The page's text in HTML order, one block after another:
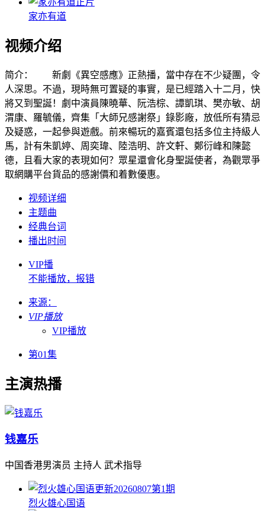
家亦有道
视频介绍
简介：
新劇《異空感應》正熱播，當中存在不少疑團，令
人深思。不過，現時無可置疑的事實，是已經踏入十二月，快
將又到聖誕！劇中演員陳曉華、阮浩棕、譚凱琪、樊亦敏、胡
渭康、羅毓儀，齊集「大師兄感謝祭」錄影廠，放低所有猜忌
及疑惑，一起參與遊戲。前來暢玩的嘉賓還包括多位主持級人
馬，計有朱凱婷、周奕瑋、陸浩明、許文軒、鄭衍峰和陳懿
德，且看大家的表現如何？眾星還會化身聖誕使者，為觀眾爭
取網購平台貨品的感謝價和着數優惠。
视频详细
主题曲
经典台词
播出时间
VIP播
不能播放，报错
来源：
VIP播放
VIP播放
第01集
主演热播
钱嘉乐
中国香港男演员 主持人 武术指导
更新20260807第1期
烈火雄心国语